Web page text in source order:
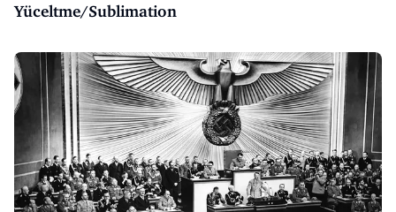
Yüceltme/Sublimation